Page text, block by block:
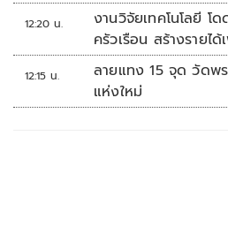
12:20 น.
งานวิจัยเทคโนโลยี โ
ครัวเรือน สร้างรายไ
12:15 น.
ลายแทง 15 จุด วัดพ
แห่งใหม่